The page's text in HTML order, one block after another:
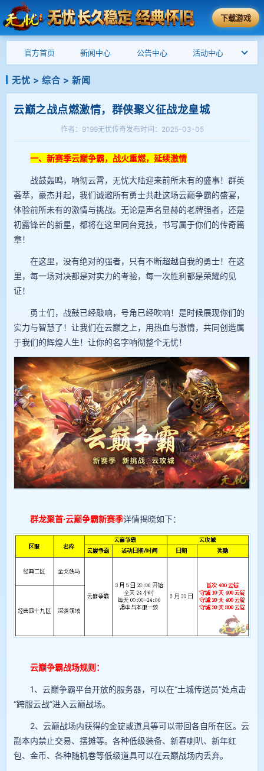
下载游戏
官方首页 新闻中心 公告中心 活动中心
无忧 > 综合 > 新闻
云巅之战点燃激情，群侠聚义征战龙皇城
作者：9199无忧传奇发布时间：2025-03-05
一、新赛季云巅争霸，战火重燃，延续激情
战鼓轰鸣，响彻云霄，无忧大陆迎来前所未有的盛事！群英
荟萃，豪杰并起，我们诚邀所有勇士共赴这场云巅争霸的盛宴，
体验前所未有的激情与挑战。无论是声名显赫的老牌强者，还是
初露锋芒的新星，都将在这里同台竞技，书写属于你们的传奇篇
章！
在这里，没有绝对的强者，只有不断超越自我的勇士！在这
里，每一场对决都是对实力的考验，每一次胜利都是荣耀的见
证！
勇士们，战鼓已经敲响，号角已经吹响！是时候展现你们的
实力与智慧了！让我们在云巅之上，用热血与激情，共同创造属
于我们的辉煌人生！让你的名字响彻整个无忧！
群龙聚首·云巅争霸新赛季详情揭晓如下：
云巅争霸战场规则：
1、云巅争霸平台开放的服务器，可以在“土城传送员”处点击
“跨服云战”进入云巅战场。
2、云巅战场内获得的金锭或道具等可以带回各自所在区。云
副本内禁止交易、摆摊等。各种低级装备、新春喇叭、新年红
包、金币、各种随机卷等低级道具可以在云巅战场内丢弃。